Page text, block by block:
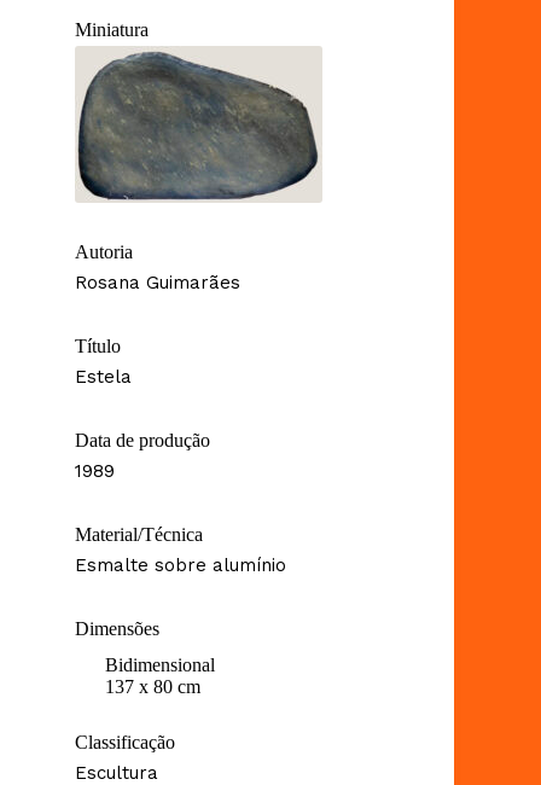
Miniatura
Autoria
Rosana Guimarães
Título
Estela
Data de produção
1989
Material/Técnica
Esmalte sobre alumínio
Dimensões
Bidimensional
137 x 80 cm
Classificação
Escultura